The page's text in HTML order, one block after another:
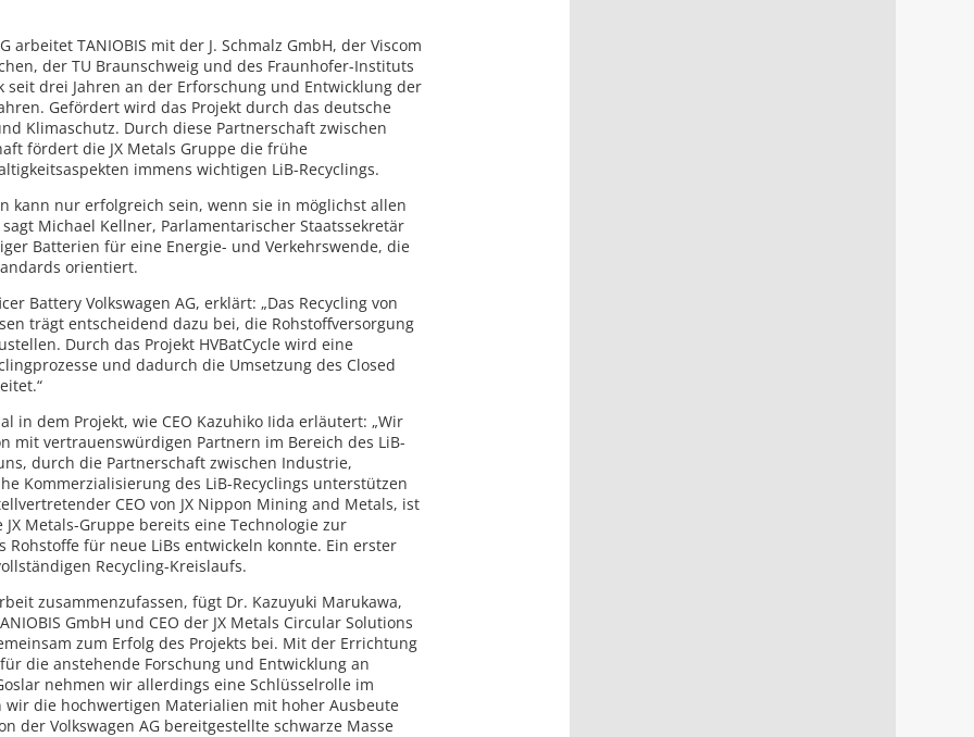
arbeitet TANIOBIS mit der J. Schmalz GmbH, der Viscom
der TU Braunschweig und des Fraunhofer-Instituts
seit drei Jahren an der Erforschung und Entwicklung der
Gefördert wird das Projekt durch das deutsche
Klimaschutz. Durch diese Partnerschaft zwischen
fördert die JX Metals Gruppe die frühe
immens wichtigen LiB-Recyclings.
kann nur erfolgreich sein, wenn sie in möglichst allen
sagt Michael Kellner, Parlamentarischer Staatssekretär
Batterien für eine Energie- und Verkehrswende, die
orientiert.
Battery Volkswagen AG, erklärt: „Das Recycling von
trägt entscheidend dazu bei, die Rohstoffversorgung
Durch das Projekt HVBatCycle wird eine
und dadurch die Umsetzung des Closed
in dem Projekt, wie CEO Kazuhiko Iida erläutert: „Wir
mit vertrauenswürdigen Partnern im Bereich des LiB-
durch die Partnerschaft zwischen Industrie,
Kommerzialisierung des LiB-Recyclings unterstützen
CEO von JX Nippon Mining and Metals, ist
JX Metals-Gruppe bereits eine Technologie zur
Rohstoffe für neue LiBs entwickeln konnte. Ein erster
Recycling-Kreislaufs.
zusammenzufassen, fügt Dr. Kazuyuki Marukawa,
GmbH und CEO der JX Metals Circular Solutions
zum Erfolg des Projekts bei. Mit der Errichtung
die anstehende Forschung und Entwicklung an
nehmen wir allerdings eine Schlüsselrolle im
wir die hochwertigen Materialien mit hoher Ausbeute
der Volkswagen AG bereitgestellte schwarze Masse